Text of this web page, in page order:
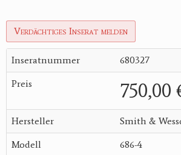
Verdächtiges Inserat melden
Inseratnummer 680327
Preis 750,00
Hersteller Smith &
Modell 686-4